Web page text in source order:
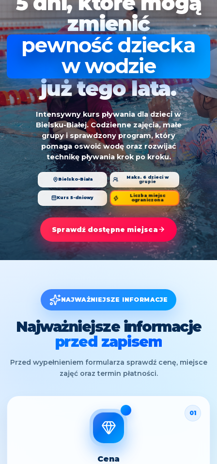
zmienić
pewność dziecka
w wodzie
już tego lata.
Intensywny kurs pływania dla dzieci w
Bielsku-Białej. Codzienne zajęcia, małe
grupy i sprawdzony program, który
pomaga oswoić wodę oraz rozwijać
technikę pływania krok po kroku.
Bielsko-Biała
Maks. 6 dzieci w
grupie
Kurs 5-dniowy Liczba miejsc
ograniczona
Sprawdź dostępne miejsca
NAJWAŻNIEJSZE INFORMACJE
Najważniejsze informacje
przed zapisem
Przed wypełnieniem formularza sprawdź cenę, miejsce
zajęć oraz termin płatności.
01
Cena